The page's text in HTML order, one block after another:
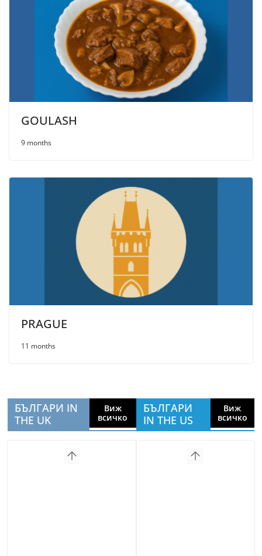
GOULASH
9 months
PRAGUE
11 months
БЪЛГАРИ IN
THE UK
Виж
всичко
БЪЛГАРИ
IN THE US
Виж
всичко